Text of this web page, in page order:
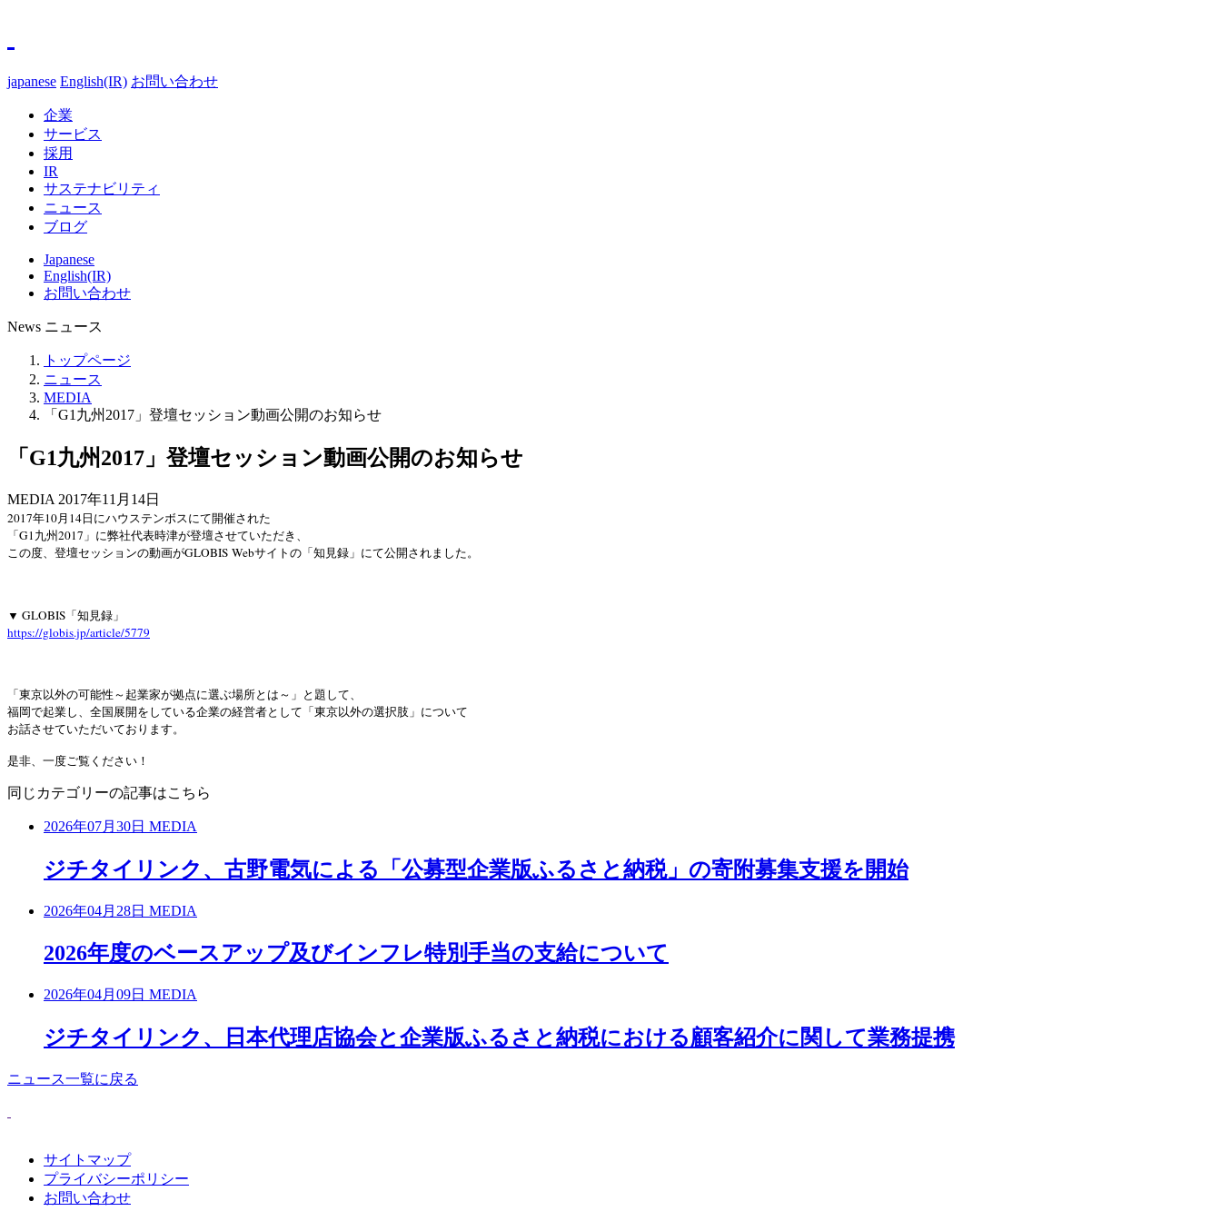
japanese English(IR) お問い合わせ
企業
サービス
採用
IR
サステナビリティ
ニュース
ブログ
Japanese
English(IR)
お問い合わせ
News ニュース
トップページ
ニュース
MEDIA
「G1九州2017」登壇セッション動画公開のお知らせ
「G1九州2017」登壇セッション動画公開のお知らせ
MEDIA 2017年11月14日
2017年10月14日にハウステンボスにて開催された
「G1九州2017」に弊社代表時津が登壇させていただき、
この度、登壇セッションの動画がGLOBIS Webサイトの「知見録」にて公開されました。
▼ GLOBIS「知見録」
https://globis.jp/article/5779
「東京以外の可能性～起業家が拠点に選ぶ場所とは～」と題して、
福岡で起業し、全国展開をしている企業の経営者として「東京以外の選択肢」について
お話させていただいております。
是非、一度ご覧ください！
同じカテゴリーの記事はこちら
2026年07月30日 MEDIA
ジチタイリンク、古野電気による「公募型企業版ふるさと納税」の寄附募集支援を開始
2026年04月28日 MEDIA
2026年度のベースアップ及びインフレ特別手当の支給について
2026年04月09日 MEDIA
ジチタイリンク、日本代理店協会と企業版ふるさと納税における顧客紹介に関して業務提携
ニュース一覧に戻る
サイトマップ
プライバシーポリシー
お問い合わせ